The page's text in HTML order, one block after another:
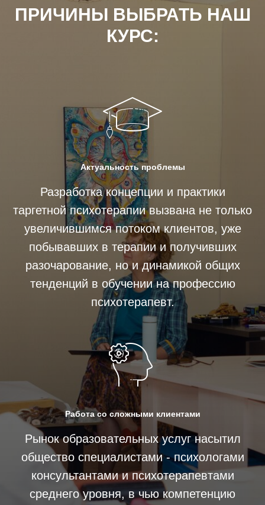
ПРИЧИНЫ ВЫБРАТЬ НАШ
КУРС:
Актуальность проблемы
Разработка концепции и практики
таргетной психотерапии вызвана не только
увеличившимся потоком клиентов, уже
побывавших в терапии и получивших
разочарование, но и динамикой общих
тенденций в обучении на профессию
психотерапевт.
Работа со сложными клиентами
Рынок образовательных услуг насытил
общество специалистами - психологами
консультантами и психотерапевтами
среднего уровня, в чью компетенцию